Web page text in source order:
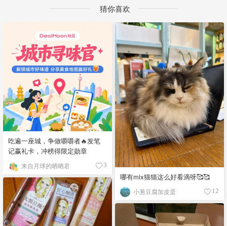
猜你喜欢
吃遍一座城，争做嚼嚼者🔥发笔
记赢礼卡，冲榜得限定勋章
来自月球的晒晒君 3
哪有mix猫猫这么好看滴呀🥰🥰
小葱豆腐加皮蛋 12